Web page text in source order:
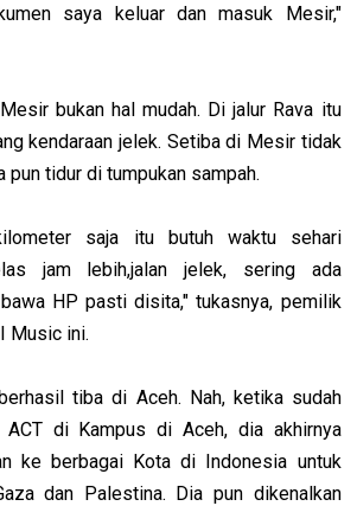
saya keluar dan masuk Mesir,"
bukan hal mudah. Di jalur Rava itu
kendaraan jelek. Setiba di Mesir tidak
pun tidur di tumpukan sampah.
saja itu butuh waktu sehari
jam lebih,jalan jelek, sering ada
HP pasti disita," tukasnya, pemilik
Music ini.
tiba di Aceh. Nah, ketika sudah
ACT di Kampus di Aceh, dia akhirnya
ke berbagai Kota di Indonesia untuk
dan Palestina. Dia pun dikenalkan